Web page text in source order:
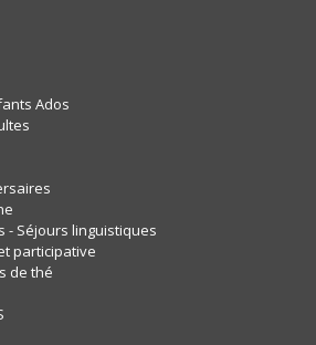
Ados
- Séjours linguistiques
participative
de thé